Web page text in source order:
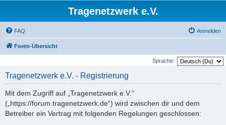
Tragenetzwerk e.V.
FAQ Anmelden
Foren-Übersicht
Sprache:
Tragenetzwerk e.V. - Registrierung
Mit dem Zugriff auf „Tragenetzwerk e.V.“
(„https://forum.tragenetzwerk.de“) wird zwischen dir und dem
Betreiber ein Vertrag mit folgenden Regelungen geschlossen: